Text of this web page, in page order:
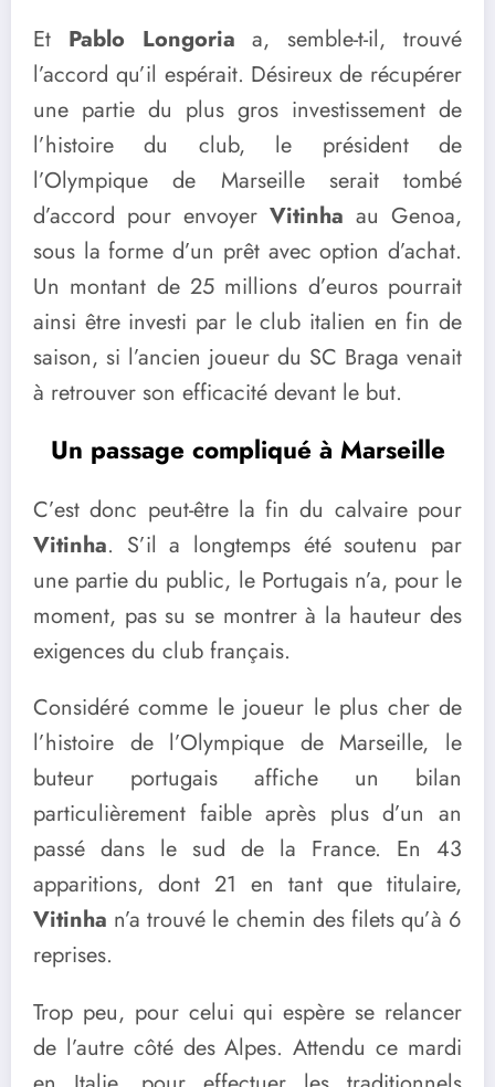
Et Pablo Longoria a, semble-t-il, trouvé
l’accord qu’il espérait. Désireux de récupérer
une partie du plus gros investissement de
l’histoire du club, le président de
l’Olympique de Marseille serait tombé
d’accord pour envoyer Vitinha au Genoa,
sous la forme d’un prêt avec option d’achat.
Un montant de 25 millions d’euros pourrait
ainsi être investi par le club italien en fin de
saison, si l’ancien joueur du SC Braga venait
à retrouver son efficacité devant le but.
Un passage compliqué à Marseille
C’est donc peut-être la fin du calvaire pour
Vitinha. S’il a longtemps été soutenu par
une partie du public, le Portugais n’a, pour le
moment, pas su se montrer à la hauteur des
exigences du club français.
Considéré comme le joueur le plus cher de
l’histoire de l’Olympique de Marseille, le
buteur portugais affiche un bilan
particulièrement faible après plus d’un an
passé dans le sud de la France. En 43
apparitions, dont 21 en tant que titulaire,
Vitinha n’a trouvé le chemin des filets qu’à 6
reprises.
Trop peu, pour celui qui espère se relancer
de l’autre côté des Alpes. Attendu ce mardi